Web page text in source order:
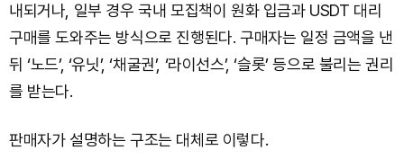
내되거나, 일부 경우 국내 모집책이 원화 입금과 USDT 대리
구매를 도와주는 방식으로 진행된다. 구매자는 일정 금액을 낸
뒤 ‘노드’, ‘유닛’, ‘채굴권’, ‘라이선스’, ‘슬롯’ 등으로 불리는 권리
를 받는다.
판매자가 설명하는 구조는 대체로 이렇다.